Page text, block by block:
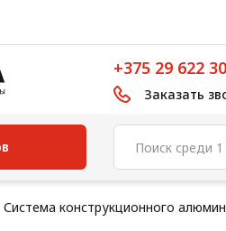
+375 29 622
Заказать
Система конструкционного